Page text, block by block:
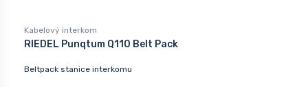
Kabelový interkom
RIEDEL Punqtum Q110 Belt Pack
Beltpack stanice interkomu